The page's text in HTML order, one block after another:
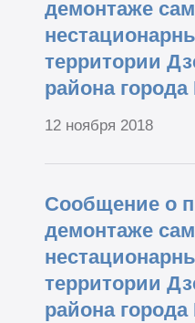
демонтаже
территории
района
12 ноября 2018
Сообщение о
демонтаже
территории
района